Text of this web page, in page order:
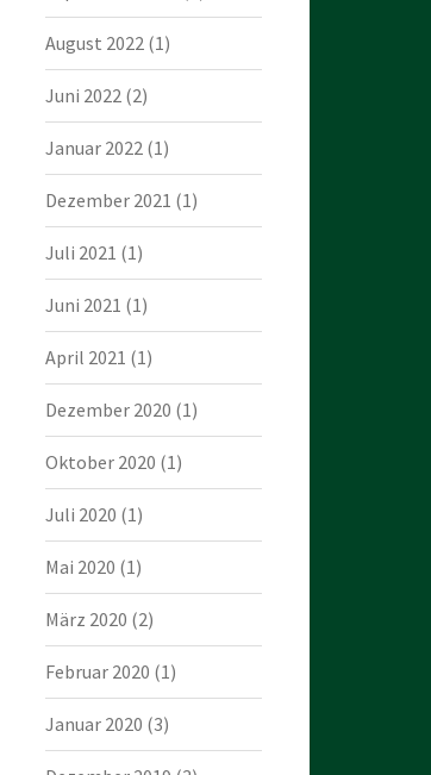
August 2022(1)
Juni 2022(2)
Januar 2022(1)
Dezember 2021 (1)
Juli 2021 (1)
Juni 2021 (1)
April 2021 (1)
Dezember 2020 (1)
Oktober 2020 (1)
Juli 2020 (1)
Mai 2020 (1)
März 2020 (2)
Februar 2020 (1)
Januar 2020 (3)